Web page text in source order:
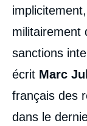
militairement
sanctions
écrit Marc
français des
dans le